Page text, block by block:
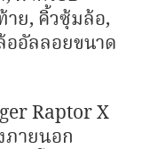
าย, คิ้วซุ้มล้อ,
ออัลลอยขนาด
Raptor X
ายนอก